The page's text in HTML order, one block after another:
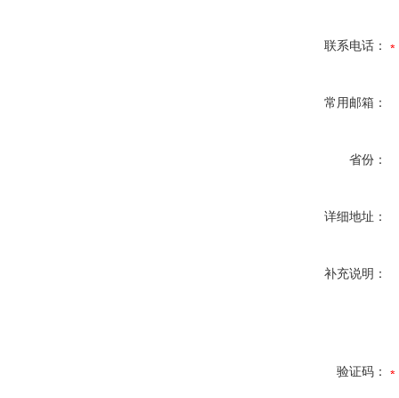
联系电话：
常用邮箱：
省份：
详细地址：
补充说明：
验证码：